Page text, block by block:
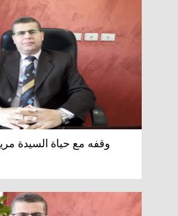
وقفه مع حياة السيدة